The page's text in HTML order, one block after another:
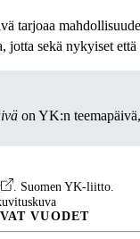
tarjoaa
jotta sekä nykyiset
on YK:n
. Suomen YK-liitto.
VUODET